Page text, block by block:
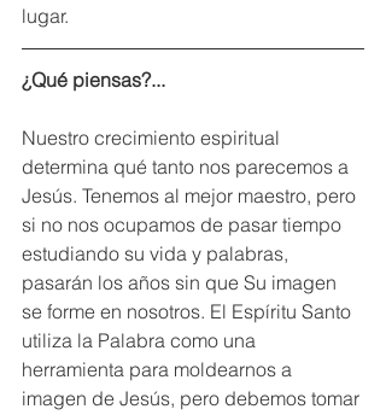
lugar.
¿Qué piensas?...
Nuestro crecimiento espiritual
determina qué tanto nos parecemos a
Jesús. Tenemos al mejor maestro, pero
si no nos ocupamos de pasar tiempo
estudiando su vida y palabras,
pasarán los años sin que Su imagen
se forme en nosotros. El Espíritu Santo
utiliza la Palabra como una
herramienta para moldearnos a
imagen de Jesús, pero debemos tomar